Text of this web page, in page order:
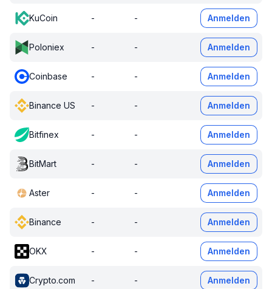
KuCoin - - Anmelden
Poloniex - - Anmelden
Coinbase - - Anmelden
Binance US - - Anmelden
Bitfinex - - Anmelden
BitMart - - Anmelden
Aster - - Anmelden
Binance - - Anmelden
OKX - - Anmelden
Crypto.com - - Anmelden